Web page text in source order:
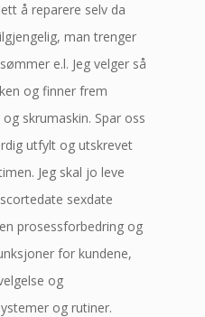
å reparere selv da
man trenger
e.l. Jeg velger så
og finner frem
skrumaskin. Spar oss
utfylt og utskrevet
Jeg skal jo leve
sexdate
prosessforbedring og
for kundene,
og
og rutiner.